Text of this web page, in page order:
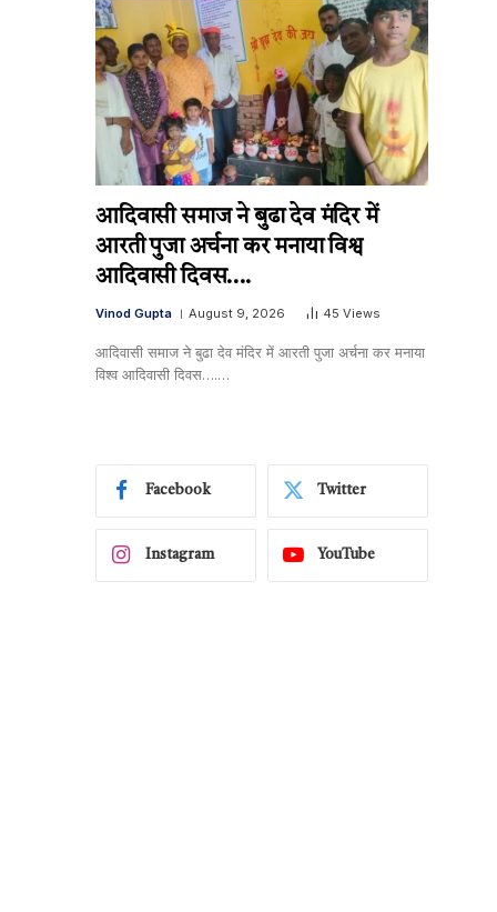
आदिवासी समाज ने बुढा देव मंदिर में
आरती पुजा अर्चना कर मनाया विश्व
आदिवासी दिवस….
Vinod Gupta August 9, 2026 45 Views
आदिवासी समाज ने बुढा देव मंदिर में आरती पुजा अर्चना कर मनाया
विश्व आदिवासी दिवस….…
Facebook Twitter
Instagram YouTube